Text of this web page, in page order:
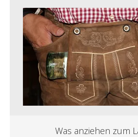
Was anziehen zum